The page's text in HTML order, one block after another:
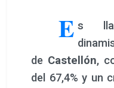
E s
de Castellón,
del 67,4% y un